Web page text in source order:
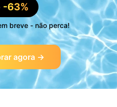
-63%
breve - não perca!
agora →